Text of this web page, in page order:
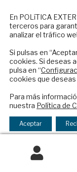
análisis
Buscar
En POLíTICA
terceros para
analizar el tráfico
Si pulsas en
cookies. Si deseas
pulsa en “
cookies que
Para más
nuestra Política de
Aceptar
Suscríbase
reciba en su
Checkbox
acepto
la
política
de
política de